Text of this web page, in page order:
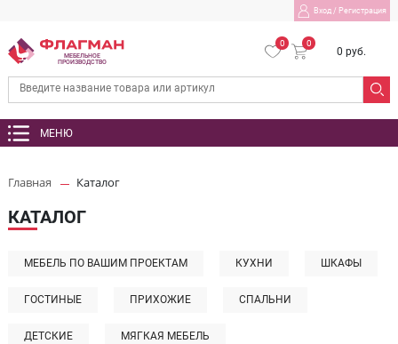
Вход/ Регистрация
МЕБЕЛЬНОЕ
ПРОИЗВОДСТВО
0 0
0 руб.
МЕНЮ
Главная Каталог
КАТАЛОГ
МЕБЕЛЬ ПО ВАШИМ ПРОЕКТАМ КУХНИ ШКАФЫ
ГОСТИНЫЕ ПРИХОЖИЕ СПАЛЬНИ
ДЕТСКИЕ МЯГКАЯ МЕБЕЛЬ